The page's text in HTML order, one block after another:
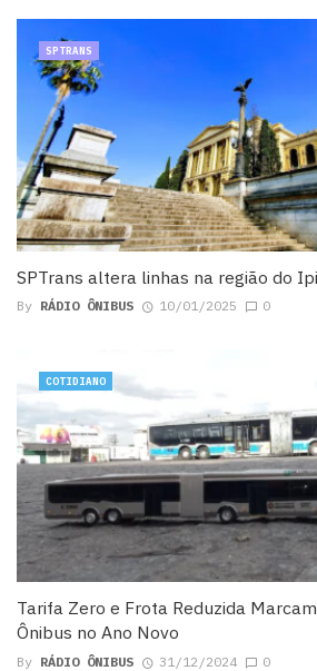
SPTrans altera linhas na região do
By RÁDIO ÔNIBUS 10/01/2025 0
SPTRANS
Tarifa Zero e Frota Reduzida
Ônibus no Ano Novo
By RÁDIO ÔNIBUS 31/12/2024 0
COTIDIANO